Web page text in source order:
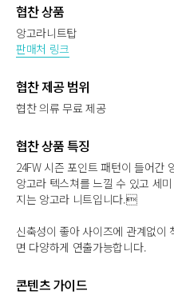
협찬 상품
앙고라니트탑
판매처 링크
협찬 제공 범위
협찬 의류 무료 제공
협찬 상품 특징
24FW 시즌 포인트 패턴이 들어간
앙고라 텍스쳐를 느낄 수 있고 세
지는 앙고라 니트입니다.
신축성이 좋아 사이즈에 관계없
면 다양하게 연출가능합니다.
콘텐츠 가이드